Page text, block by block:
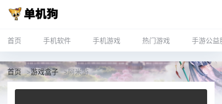
首页 手机软件 手机游戏 热门游戏 手游公益
首页 >游戏盒子 >阿米游